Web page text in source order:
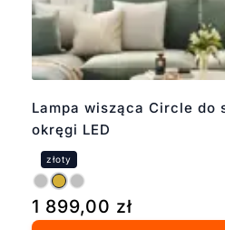
Lampa wisząca Circle do
okręgi LED
1 899,00 zł